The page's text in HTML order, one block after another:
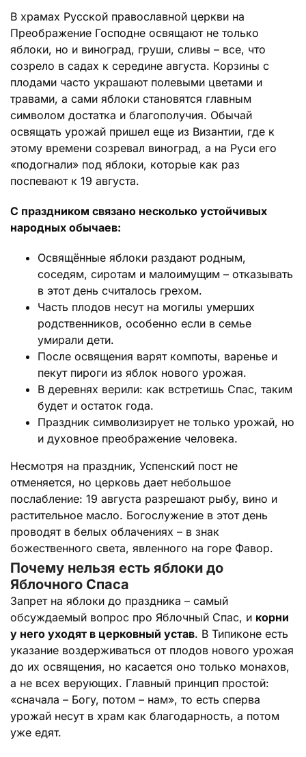
В храмах Русской православной церкви на
Преображение Господне освящают не только
яблоки, но и виноград, груши, сливы – все, что
созрело в садах к середине августа. Корзины с
плодами часто украшают полевыми цветами и
травами, а сами яблоки становятся главным
символом достатка и благополучия. Обычай
освящать урожай пришел еще из Византии, где к
этому времени созревал виноград, а на Руси его
«подогнали» под яблоки, которые как раз
поспевают к 19 августа.
С праздником связано несколько устойчивых
народных обычаев:
Освящённые яблоки раздают родным,
соседям, сиротам и малоимущим – отказывать
в этот день считалось грехом.
Часть плодов несут на могилы умерших
родственников, особенно если в семье
умирали дети.
После освящения варят компоты, варенье и
пекут пироги из яблок нового урожая.
В деревнях верили: как встретишь Спас, таким
будет и остаток года.
Праздник символизирует не только урожай, но
и духовное преображение человека.
Несмотря на праздник, Успенский пост не
отменяется, но церковь дает небольшое
послабление: 19 августа разрешают рыбу, вино и
растительное масло. Богослужение в этот день
проводят в белых облачениях – в знак
божественного света, явленного на горе Фавор.
Почему нельзя есть яблоки до
Яблочного Спаса
Запрет на яблоки до праздника – самый
обсуждаемый вопрос про Яблочный Спас, и корни
у него уходят в церковный устав. В Типиконе есть
указание воздерживаться от плодов нового урожая
до их освящения, но касается оно только монахов,
а не всех верующих. Главный принцип простой:
«сначала – Богу, потом – нам», то есть сперва
урожай несут в храм как благодарность, а потом
уже едят.